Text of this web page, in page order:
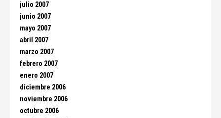
julio 2007
junio 2007
mayo 2007
abril 2007
marzo 2007
febrero 2007
enero 2007
diciembre 2006
noviembre 2006
octubre 2006